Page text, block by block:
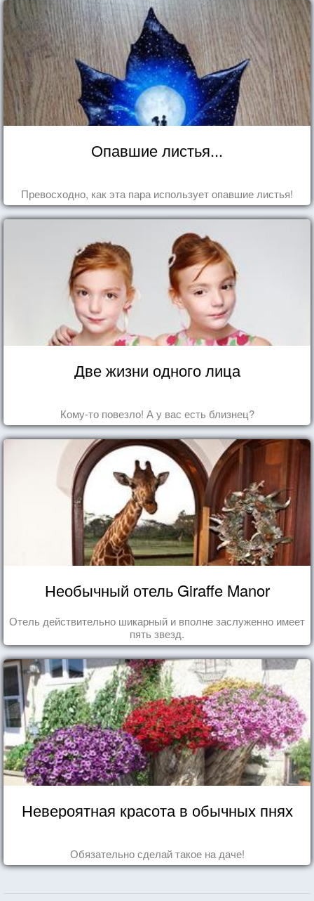
Опавшие листья...
Превосходно, как эта пара использует опавшие листья!
Две жизни одного лица
Кому-то повезло! А у вас есть близнец?
Необычный отель Giraffe Manor
Отель действительно шикарный и вполне заслуженно имеет
пять звезд.
Невероятная красота в обычных пнях
Обязательно сделай такое на даче!